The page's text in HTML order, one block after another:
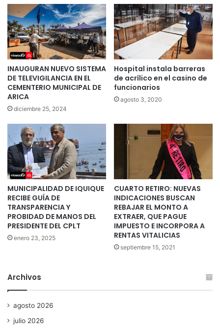
INAUGURAN NUEVO SISTEMA
DE TELEVIGILANCIA EN EL
CEMENTERIO MUNICIPAL DE
ARICA
diciembre 25, 2024
Hospital instala barreras
de acrílico en el casino de
funcionarios
agosto 3, 2020
MUNICIPALIDAD DE IQUIQUE
RECIBE GUÍA DE
TRANSPARENCIA Y
PROBIDAD DE MANOS DEL
PRESIDENTE DEL CPLT
enero 23, 2025
CUARTO RETIRO: NUEVAS
INDICACIONES BUSCAN
REBAJAR EL MONTO A
EXTRAER, QUE PAGUE
IMPUESTO E INCORPORA A
RENTAS VITALICIAS
septiembre 15, 2021
Archivos
agosto 2026
julio 2026